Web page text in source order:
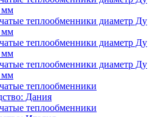
мм
теплообменники диаметр Ду
мм
теплообменники диаметр Ду
мм
теплообменники диаметр Ду
мм
теплообменники
Дания
теплообменники